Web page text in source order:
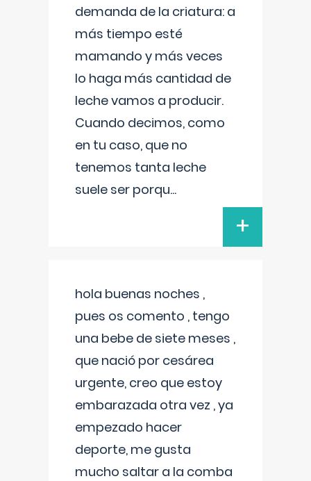
demanda de la criatura: a
más tiempo esté
mamando y más veces
lo haga más cantidad de
leche vamos a producir.
Cuando decimos, como
en tu caso, que no
tenemos tanta leche
suele ser porqu...
+
hola buenas noches ,
pues os comento , tengo
una bebe de siete meses ,
que nació por cesárea
urgente, creo que estoy
embarazada otra vez , ya
empezado hacer
deporte, me gusta
mucho saltar a la comba